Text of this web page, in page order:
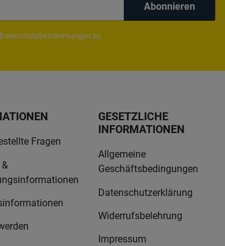
Abonnieren
Dateschutzbestimmungen zu.
Fragen
GESETZLICHE
INFORMATIONEN
Allgemeine
Geschäftsbedingungen
Datenschutzerklärung
Widerrufsbelehrung
Impressum